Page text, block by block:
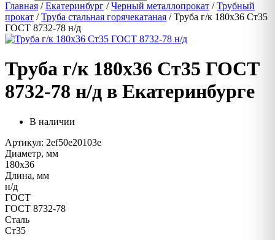
Главная /Екатеринбург /Черный металлопрокат /Трубный
прокат /Труба стальная горячекатаная / Труба г/к 180х36 Ст35
ГОСТ 8732-78 н/д
Труба г/к 180х36 Ст35 ГОСТ
8732-78 н/д в Екатеринбурге
В наличии
Артикул: 2ef50e20103e
Диаметр, мм
180х36
Длина, мм
н/д
ГОСТ
ГОСТ 8732-78
Сталь
Ст35